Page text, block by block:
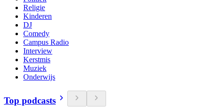
Religie
Kinderen
DJ
Comedy
Campus Radio
Interview
Kerstmis
Muziek
Onderwijs
Top podcasts